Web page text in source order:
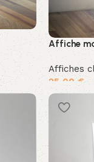
Affiche
Affiches
25,00€–